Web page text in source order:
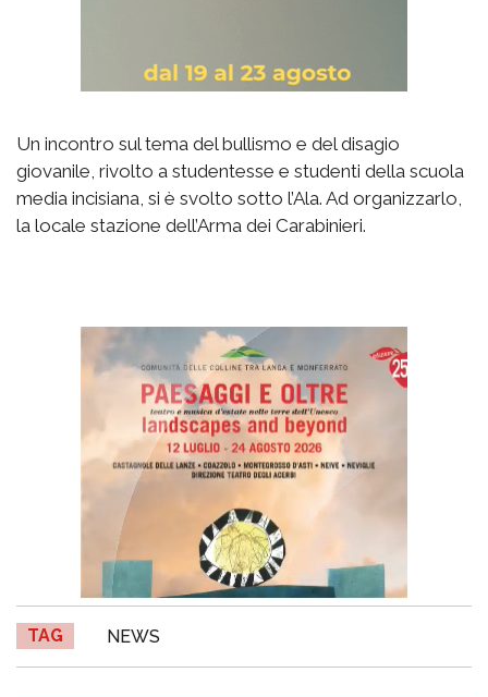
Un incontro sul tema del bullismo e del disagio
giovanile, rivolto a studentesse e studenti della scuola
media incisiana, si è svolto sotto l’Ala. Ad organizzarlo,
la locale stazione dell’Arma dei Carabinieri.
TAG NEWS